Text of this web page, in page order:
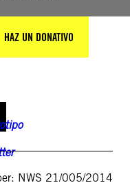
HAZ UN DONATIVO
NWS 21/005/2014